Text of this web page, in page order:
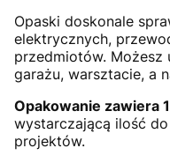
Opaski doskonale
elektrycznych,
przedmiotów. Możesz
garażu, warsztacie, a
Opakowanie zawiera
wystarczającą ilość
projektów.